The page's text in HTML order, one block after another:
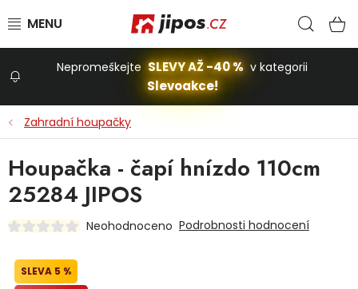
Stavba a dům
Dílna
Nepromeškejte SLEVY AŽ -40 % v kategorii
Slevoakce!
Zahradní houpačky
Houpačka - čapí hnízdo 110cm
25284 JIPOS
Neohodnoceno Podrobnosti hodnocení
5 %